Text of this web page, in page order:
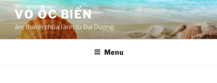
Skip
content
VỎ ỐC BIỂN
âm thanh chữa lành từ Đại Dương
Menu